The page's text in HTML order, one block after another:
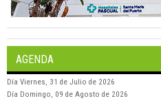
AGENDA
Día Viernes, 31 de Julio de 2026
Día Domingo, 09 de Agosto de 2026